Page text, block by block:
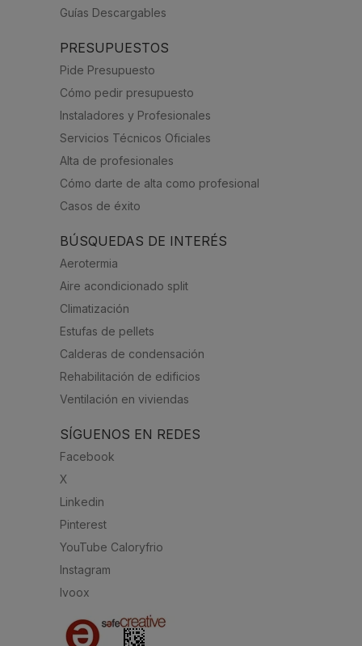
Guías Descargables
PRESUPUESTOS
Pide Presupuesto
Cómo pedir presupuesto
Instaladores y Profesionales
Servicios Técnicos Oficiales
Alta de profesionales
Cómo darte de alta como profesional
Casos de éxito
BÚSQUEDAS DE INTERÉS
Aerotermia
Aire acondicionado split
Climatización
Estufas de pellets
Calderas de condensación
Rehabilitación de edificios
Ventilación en viviendas
SÍGUENOS EN REDES
Facebook
X
Linkedin
Pinterest
YouTube Caloryfrio
Instagram
Ivoox